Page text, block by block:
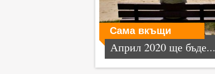
Сама вкъщи
Април 2020 ще бъде...